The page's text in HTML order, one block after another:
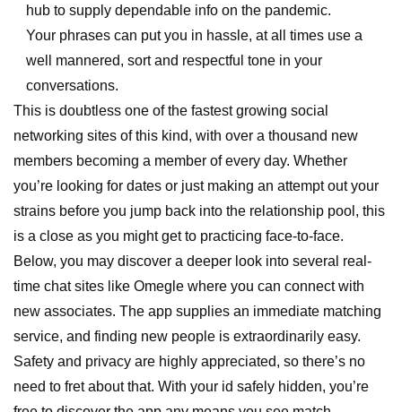
hub to supply dependable info on the pandemic.
Your phrases can put you in hassle, at all times use a
well mannered, sort and respectful tone in your
conversations.
This is doubtless one of the fastest growing social
networking sites of this kind, with over a thousand new
members becoming a member of every day. Whether
you’re looking for dates or just making an attempt out your
strains before you jump back into the relationship pool, this
is a close as you might get to practicing face-to-face.
Below, you may discover a deeper look into several real-
time chat sites like Omegle where you can connect with
new associates. The app supplies an immediate matching
service, and finding new people is extraordinarily easy.
Safety and privacy are highly appreciated, so there’s no
need to fret about that. With your id safely hidden, you’re